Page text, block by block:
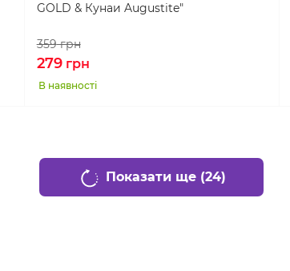
GOLD & Кунаи Augustite"
359грн
279грн
В наявності
Показати ще (24)